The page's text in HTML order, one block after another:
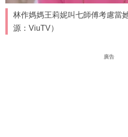
林作媽媽王莉妮叫七師傅考慮當
源：ViuTV）
廣告